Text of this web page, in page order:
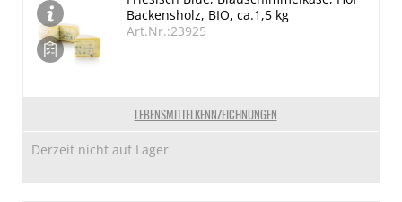
LEBENSMITTELKENNZEICHNUNGEN
Backensholz, BIO, ca.1,5 kg
Art.Nr.:23925
Derzeit nicht auf Lager